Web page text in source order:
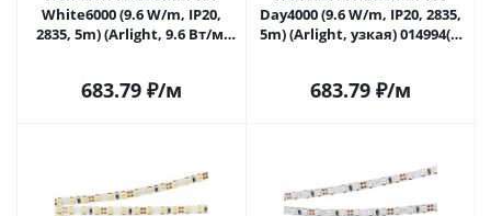
White6000 (9.6 W/m, IP20,
2835, 5m) (Arlight, 9.6 Вт/м,
683.79 ₽/м
Day4000 (9.6 W/m, IP20, 2835,
5m) (Arlight, узкая) 014994(2)
683.79 ₽/м